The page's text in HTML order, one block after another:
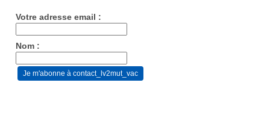
Votre adresse email :
Nom :